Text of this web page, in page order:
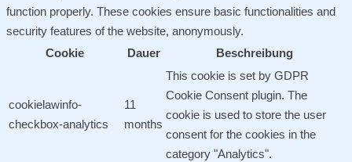
function properly. These cookies ensure basic functionalities and
security features of the website, anonymously.
Cookie
Dauer Beschreibung
cookielawinfo-
checkbox-analytics
11
months
This cookie is set by GDPR
Cookie Consent plugin. The
cookie is used to store the user
consent for the cookies in the
category "Analytics".